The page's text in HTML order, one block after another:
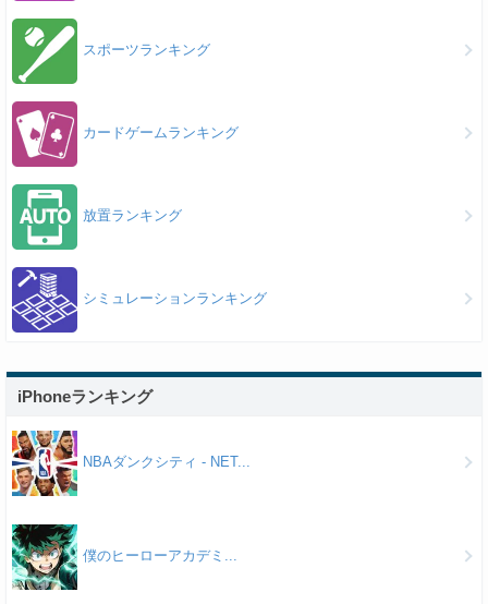
スポーツランキング
カードゲームランキング
放置ランキング
シミュレーションランキング
iPhoneランキング
NBAダンクシティ - NET...
僕のヒーローアカデミ...